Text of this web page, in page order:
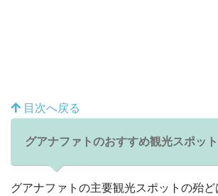
目次へ戻る
グアナファトのおすすめ観光スポット
グアナファトの主要観光スポットの殆ど